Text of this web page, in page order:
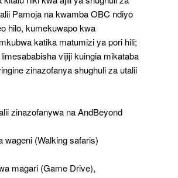
Pamoja na kwamba OBC ndiyo
hilo, kumekuwapo kwa
katika matumizi ya pori hili;
vijiji kuingia mikataba
zinazofanya shughuli za utalii
zinazofanywa na AndBeyond
wageni (Walking safaris)
magari (Game Drive),